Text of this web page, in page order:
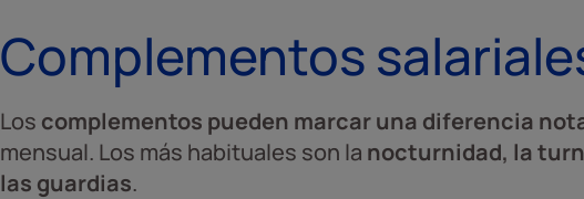
Complementos
Los complementos pueden marcar una diferencia
mensual. Los más habituales son la nocturnidad, la
las guardias.